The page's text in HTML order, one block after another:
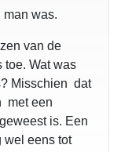
was.
van de
toe. Wat was
Misschien dat
met een
is. Een
wel eens tot